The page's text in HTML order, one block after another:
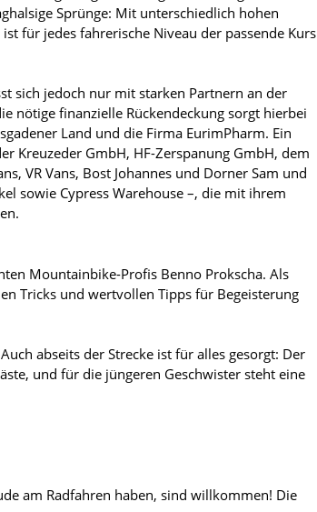
Sprünge: Mit unterschiedlich hohen
für jedes fahrerische Niveau der passende Kurs
sich jedoch nur mit starken Partnern an der
nötige finanzielle Rückendeckung sorgt hierbei
Land und die Firma EurimPharm. Ein
Kreuzeder GmbH, HF-Zerspanung GmbH, dem
VR Vans, Bost Johannes und Dorner Sam und
sowie Cypress Warehouse –, die mit ihrem
Mountainbike-Profis Benno Prokscha. Als
Tricks und wertvollen Tipps für Begeisterung
abseits der Strecke ist für alles gesorgt: Der
und für die jüngeren Geschwister steht eine
am Radfahren haben, sind willkommen! Die